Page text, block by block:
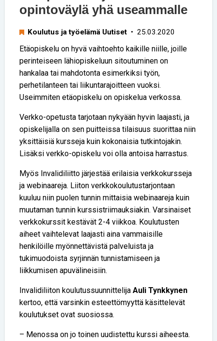
opintoväylä yhä useammalle
Koulutus ja työelämä Uutiset • 25.03.2020
Etäopiskelu on hyvä vaihtoehto kaikille niille, joille
perinteiseen lähiopiskeluun sitoutuminen on
hankalaa tai mahdotonta esimerkiksi työn,
perhetilanteen tai liikuntarajoitteen vuoksi.
Useimmiten etäopiskelu on opiskelua verkossa.
Verkko-opetusta tarjotaan nykyään hyvin laajasti, ja
opiskelijalla on sen puitteissa tilaisuus suorittaa niin
yksittäisiä kursseja kuin kokonaisia tutkintojakin.
Lisäksi verkko-opiskelu voi olla antoisa harrastus.
Myös Invalidiliitto järjestää erilaisia verkkokursseja
ja webinaareja. Liiton verkkokoulutustarjontaan
kuuluu niin puolen tunnin mittaisia webinaareja kuin
muutaman tunnin kurssistriimauksiakin. Varsinaiset
verkkokurssit kestävät 2-4 viikkoa. Koulutusten
aiheet vaihtelevat laajasti aina vammaisille
henkilöille myönnettävistä palveluista ja
tukimuodoista syrjinnän tunnistamiseen ja
liikkumisen apuvälineisiin.
Invalidiliiton koulutussuunnittelija Auli Tynkkynen
kertoo, että varsinkin esteettömyyttä käsittelevät
koulutukset ovat suosiossa.
– Menossa on jo toinen uudistettu kurssi aiheesta.